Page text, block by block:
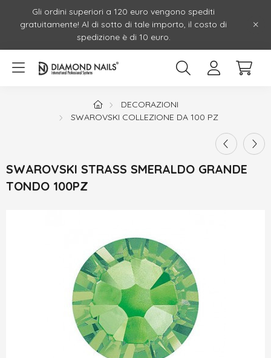
Gli ordini superiori a 120 euro vengono spediti
gratuitamente! Al di sotto di tale importo, il costo di
spedizione è di 10 euro.
DECORAZIONI
SWAROVSKI COLLEZIONE DA 100 PZ
SWAROVSKI STRASS SMERALDO GRANDE
TONDO 100PZ